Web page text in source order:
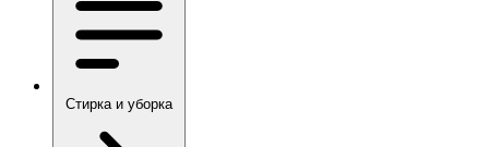
Стирка и уборка